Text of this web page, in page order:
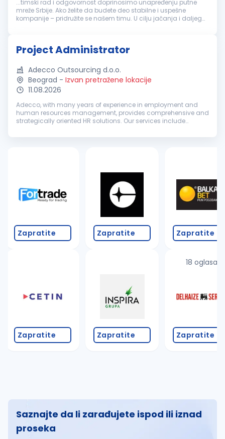
...timski rad i odgovornost doprinosimo unapređenju putne
mreže Srbije. Ako želite da budete deo stabilne i uspešne
kompanije – pridružite se našem timu. U cilju jačanja i daljeg
Project Administrator
Adecco Outsourcing d.o.o.
Beograd - Izvan pretražene lokacije
11.08.2026
Adecco, with many years of experience in employment and
human resources management, provides comprehensive and
strategically oriented HR solutions. Our services include
outsourcing, outplacement, HR co...
Zapratite
Zapratite
Zapratite
Zapratite
Zapratite
18 oglasa
Zapratite
Saznajte da li zarađujete ispod ili iznad
proseka